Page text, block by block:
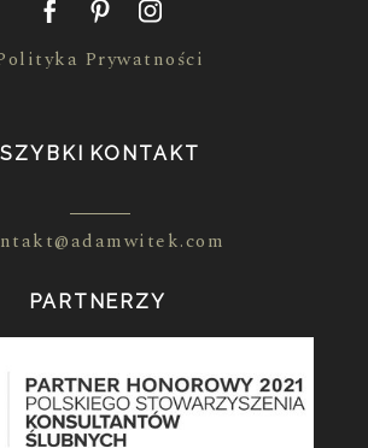
Prywatności
SZYBKI KONTAKT
PARTNERZY